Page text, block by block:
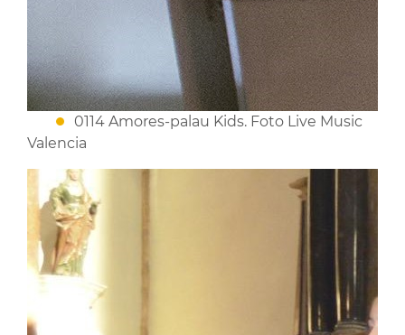
0114 Amores-palau Kids. Foto Live Music
Valencia